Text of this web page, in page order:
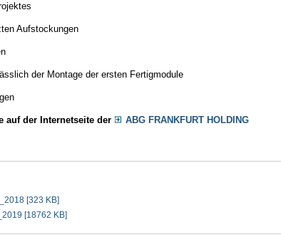
Aufstockungen
der Montage der ersten Fertigmodule
auf der Internetseite der ABG FRANKFURT HOLDING
[323 KB]
[18762 KB]